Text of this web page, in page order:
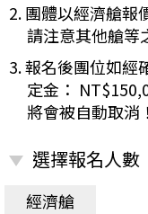
2. 團體以經濟艙報
請注意其他艙等
3. 報名後團位如經
定金：
將會被自動取消！
選擇報名人數
經濟艙